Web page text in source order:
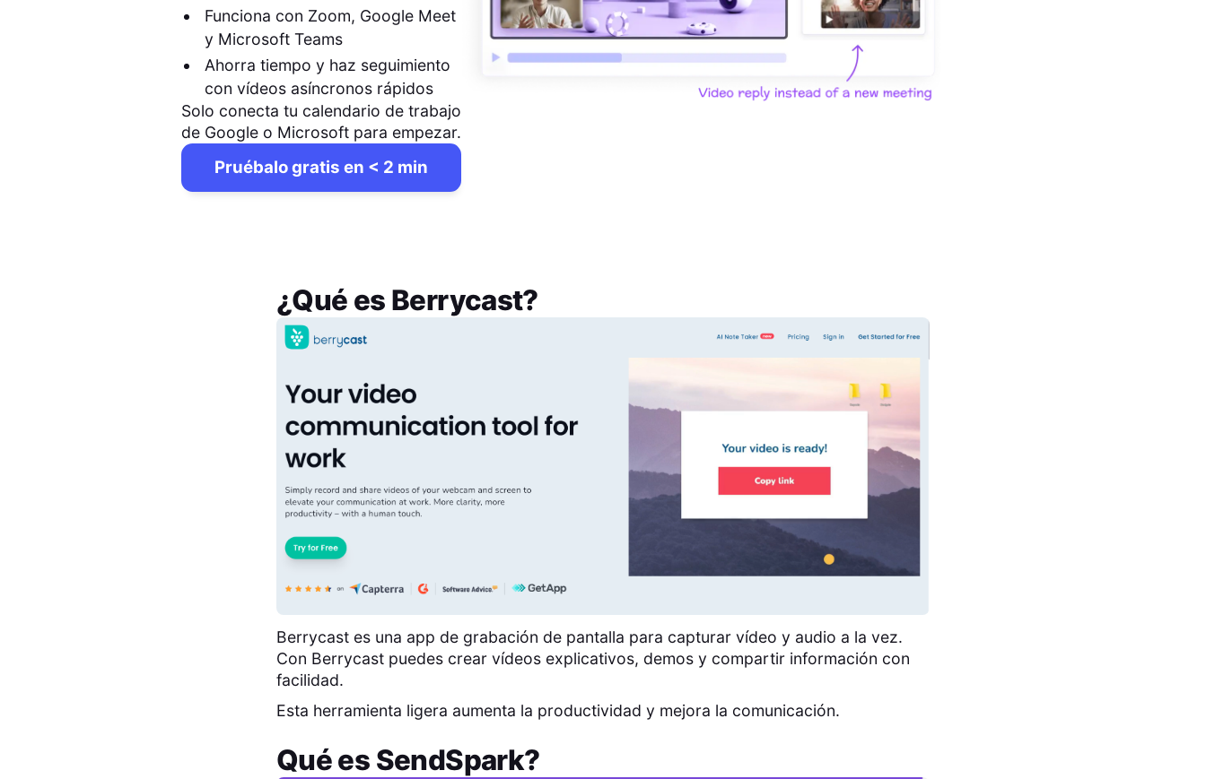
Funciona con Zoom, Google Meet
y Microsoft Teams
Ahorra tiempo y haz seguimiento
con vídeos asíncronos rápidos
Solo conecta tu calendario de trabajo
de Google o Microsoft para empezar.
Pruébalo gratis en < 2 min
¿Qué es Berrycast?
Berrycast es una app de grabación de pantalla para capturar vídeo y audio a la vez.
Con Berrycast puedes crear vídeos explicativos, demos y compartir información con
facilidad.
Esta herramienta ligera aumenta la productividad y mejora la comunicación.
Qué es SendSpark?